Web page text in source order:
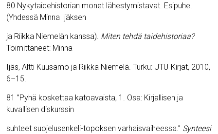
80 Nykytaidehistorian monet lähestymistavat. Esipuhe.
(Yhdessä Minna Ijäksen
ja Riikka Niemelän kanssa). Miten tehdä taidehistoriaa?
Toimittaneet: Minna
Ijäs, Altti Kuusamo ja Riikka Niemelä. Turku: UTU-Kirjat, 2010,
6–15.
81 ”Pyhä koskettaa katoavaista, 1. Osa: Kirjallisen ja
kuvallisen diskurssin
suhteet suojelusenkeli-topoksen varhaisvaiheessa.” Synteesi